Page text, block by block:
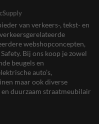
van verkeers-, tekst- en
webshopconcepten,
Bij ons koop je zowel
beugels en
auto’s,
maar ook diverse
duurzaam straatmeubilair